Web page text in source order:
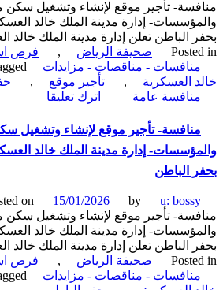
تأجير موقع لإنشاء وتشغيل سكن
إدارة مدينة الملك خالد العسكرية
الباطن تعلن إدارة مدينة الملك خالد
صحيفة الرياض , فرص
- مناقصات - مزايدات
Tagged
العسكرية
, تأجير موقع , حفر
عامة
اترك تعليقاon
تأجير
موقع
لإنشاء
منسوبي
الشركات
والمؤسسات-
إدارة
الملك
تأجير موقع لإنشاء وتشغيل سكن
إدارة مدينة الملك خالد العسكرية
الباطن
Posted on 15/01/2026 by
u:
تأجير موقع لإنشاء وتشغيل سكن
إدارة مدينة الملك خالد العسكرية
الباطن تعلن إدارة مدينة الملك خالد
صحيفة الرياض , فرص
- مناقصات - مزايدات
Tagged